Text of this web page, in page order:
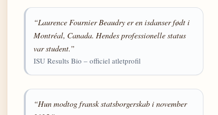
“Laurence Fournier Beaudry er en isdanser født i
Montréal, Canada. Hendes professionelle status
var student.”
ISU Results Bio – officiel atletprofil
“Hun modtog fransk statsborgerskab i november